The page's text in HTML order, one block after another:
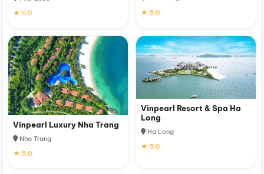
★ 5.0
★ 5.0
Vinpearl Luxury Nha Trang
Nha Trang
★ 5.0
Vinpearl Resort & Spa Ha
Long
Hạ Long
★ 5.0